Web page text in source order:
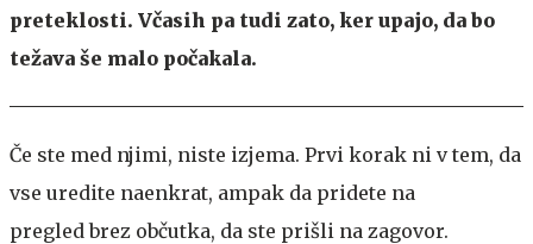
preteklosti. Včasih pa tudi zato, ker upajo, da bo
težava še malo počakala.
Če ste med njimi, niste izjema. Prvi korak ni v tem, da
vse uredite naenkrat, ampak da pridete na
pregled brez občutka, da ste prišli na zagovor.